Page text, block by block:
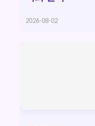
2026-08-02